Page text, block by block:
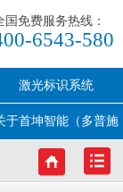
国免费服务热线：
6543-580
激光标识系统
于首坤智能（多普施
激光）